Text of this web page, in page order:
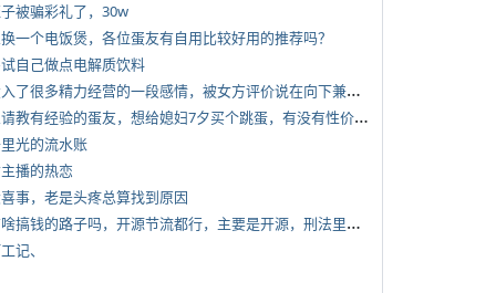
被骗彩礼了，30w
一个电饭煲，各位蛋友有自用比较好用的推荐吗？
自己做点电解质饮料
*
投入了很多精力经营的一段感情，被女方评价说在向下兼容我，感觉有点破防
*
想请教有经验的蛋友，想给媳妇7夕买个跳蛋，有没有性价比高的推荐
光的流水账
播的热恋
事，老是头疼总算找到原因
*
有啥搞钱的路子吗，开源节流都行，主要是开源，刑法里的咱不做
记、